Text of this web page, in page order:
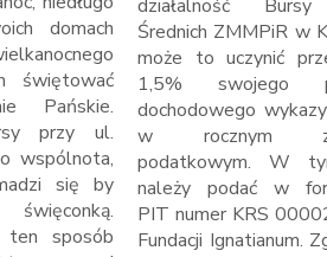
domach
świętować
Pańskie.
przy ul.
wspólnota,
się by
ten sposób
działalność
Średnich ZMMPiR w
może to uczynić
1,5% swojego
dochodowego
w rocznym
podatkowym. W
należy podać w
PIT numer KRS
Fundacji Ignatianum.